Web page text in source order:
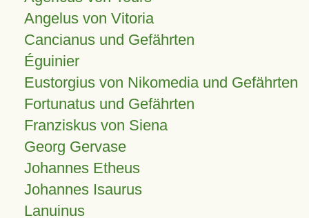
Angelus von Vitoria
Cancianus und Gefährten
Éguinier
Eustorgius von Nikomedia und Gefährten
Fortunatus und Gefährten
Franziskus von Siena
Georg Gervase
Johannes Etheus
Johannes Isaurus
Lanuinus